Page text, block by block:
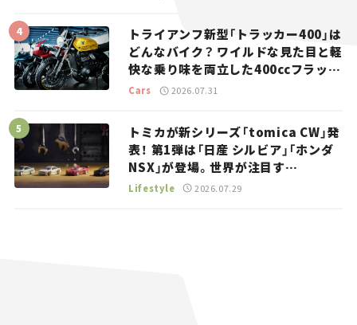
トライアンフ新型「トラッカー400」は
どんなバイク？ ワイルドな見た目と軽
快な乗り味を両立した400ccフラット
トラッカー【試乗レビュー】
Cars 2026.07.31
トミカが新シリーズ「tomica CW」発
表！ 第1弾は「日産 シルビア」「ホンダ
NSX」が登場。世界が注目す
る“JDM”に焦点【クルマとホビー】
Lifestyle 2026.07.29